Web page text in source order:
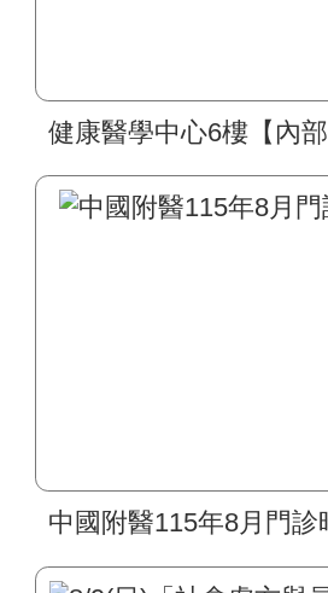
健康醫學中心6樓【內部
中國附醫115年8月門診